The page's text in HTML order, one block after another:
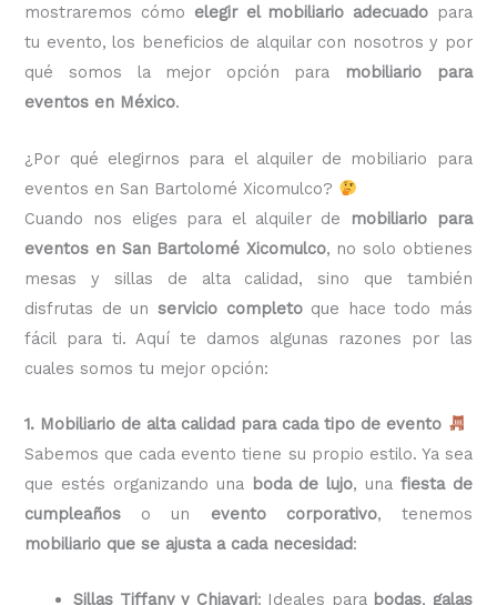
mostraremos cómo elegir el mobiliario adecuadopara
tu evento, los beneficios de alquilar con nosotros y por
qué somos la mejor opción para
mobiliario para
eventos en México.
¿Por qué elegirnos para el alquiler de mobiliario para
eventos en San Bartolomé Xicomulco?
Cuando nos eliges para el alquiler de
mobiliario para
eventos en San Bartolomé Xicomulco, no solo obtienes
mesas y sillas de alta calidad, sino que también
disfrutas de un servicio completoque hace todo más
fácil para ti. Aquí te damos algunas razones por las
cuales somos tu mejor opción:
1. Mobiliario de alta calidad para cada tipo de evento
Sabemos que cada evento tiene su propio estilo. Ya sea
que estés organizando una boda de lujo, una fiesta de
cumpleaños o un evento corporativo, tenemos
mobiliario que se ajusta a cada necesidad:
Sillas Tiffany y Chiavari: Ideales para bodas, galas